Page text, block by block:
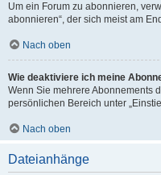
Um ein Forum zu abonnieren,
abonnieren“, der sich meist am
Nach oben
Wie deaktiviere ich meine
Wenn Sie mehrere Abonnements
persönlichen Bereich unter
Nach oben
Dateianhänge